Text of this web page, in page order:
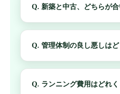
Q. 新築と中古、どちらが合
「駅距離」「広さ」「設備
順位で最適解が変わります
Q. 管理体制の良し悪しはど
長期修繕計画・積立金の状
態などを総合的に確認しま
Q. ランニング費用はどれ